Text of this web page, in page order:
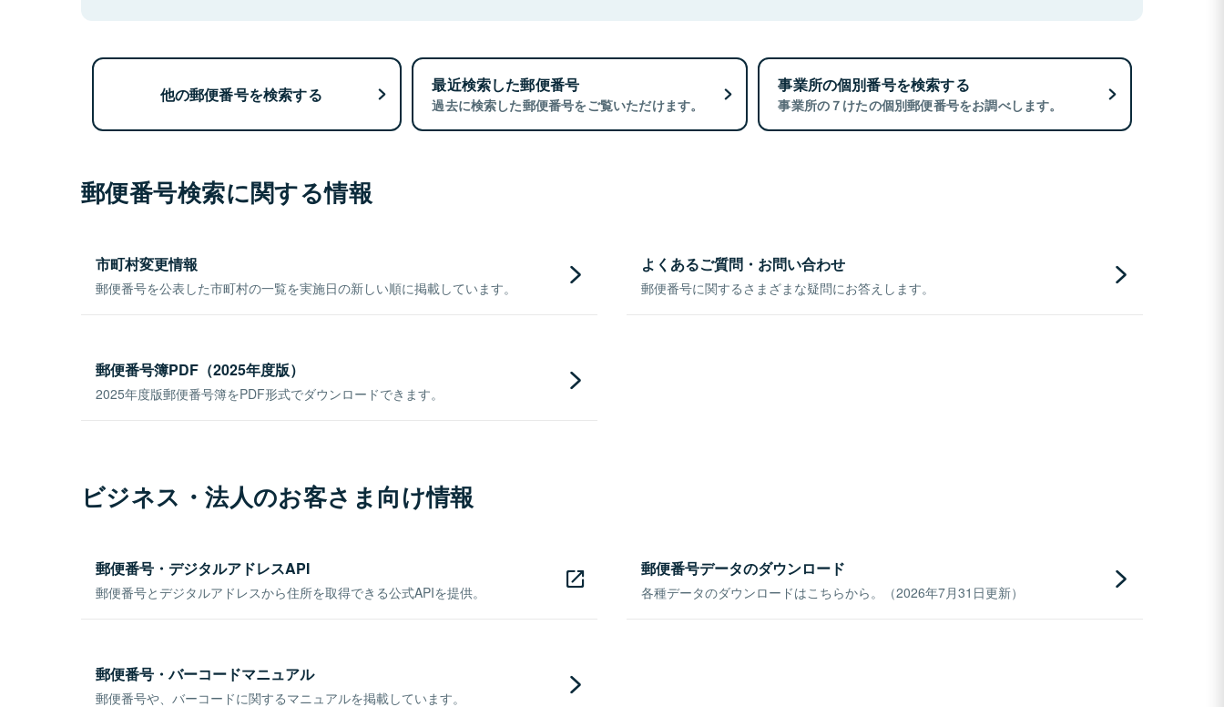
他の郵便番号を検索する 最近検索した郵便番号
過去に検索した郵便番号をご覧いただけます。
事業所の個別番号を検索する
事業所の７けたの個別郵便番号をお調べします。
郵便番号検索に関する情報
市町村変更情報
郵便番号を公表した市町村の一覧を実施日の新しい順に掲載しています。
よくあるご質問・お問い合わせ
郵便番号に関するさまざまな疑問にお答えします。
郵便番号簿PDF（2025年度版）
2025年度版郵便番号簿をPDF形式でダウンロードできます。
ビジネス・法人のお客さま向け情報
郵便番号・デジタルアドレスAPI
郵便番号とデジタルアドレスから住所を取得できる公式APIを提供。
郵便番号データのダウンロード
各種データのダウンロードはこちらから。（2026年7月31日更新）
郵便番号・バーコードマニュアル
郵便番号や、バーコードに関するマニュアルを掲載しています。